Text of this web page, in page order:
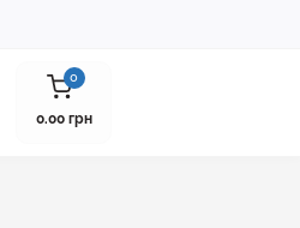
0
0.00 грн